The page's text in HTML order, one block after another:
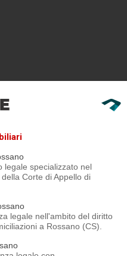
legale specializzato nel
Corte di Appello di
legale nell'ambito del diritto
a Rossano (CS).